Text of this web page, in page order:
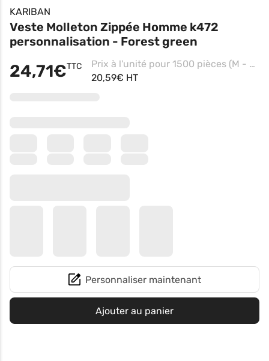
KARIBAN
Veste Molleton Zippée Homme k472
personnalisation - Forest green
24,71€TTC
Prix à l'unité pour 1500 pièces (M - Black, Impression coeur)
20,59€ HT
Personnaliser maintenant
Ajouter au panier